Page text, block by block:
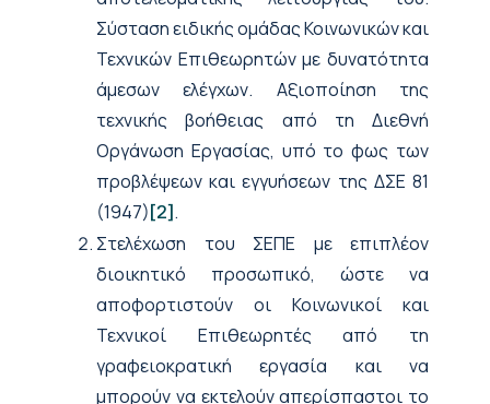
Σύσταση ειδικής ομάδας Κοινωνικών και
Τεχνικών Επιθεωρητών με δυνατότητα
άμεσων ελέγχων. Αξιοποίηση της
τεχνικής βοήθειας από τη Διεθνή
Οργάνωση Εργασίας, υπό το φως των
προβλέψεων και εγγυήσεων της ΔΣΕ 81
(1947)[2].
Στελέχωση του ΣΕΠΕ με επιπλέον
διοικητικό προσωπικό, ώστε να
αποφορτιστούν οι Κοινωνικοί και
Τεχνικοί Επιθεωρητές από τη
γραφειοκρατική εργασία και να
μπορούν να εκτελούν απερίσπαστοι το